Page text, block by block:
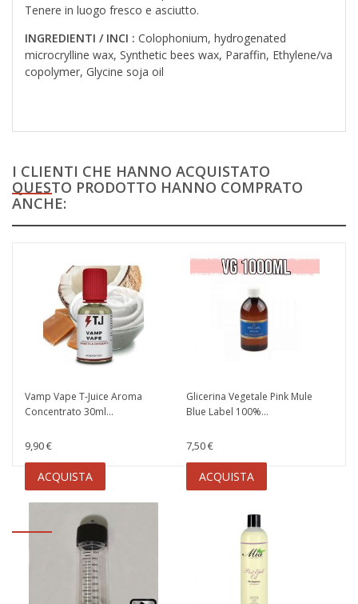
Tenere in luogo fresco e asciutto.
INGREDIENTI / INCI : Colophonium, hydrogenated
microcrylline wax, Synthetic bees wax, Paraffin, Ethylene/va
copolymer, Glycine soja oil
I CLIENTI CHE HANNO ACQUISTATO
QUESTO PRODOTTO HANNO COMPRATO
ANCHE:
Vamp Vape T-Juice Aroma
Concentrato 30ml...
9,90 €
ACQUISTA
Glicerina Vegetale Pink Mule
Blue Label 100%...
7,50 €
ACQUISTA